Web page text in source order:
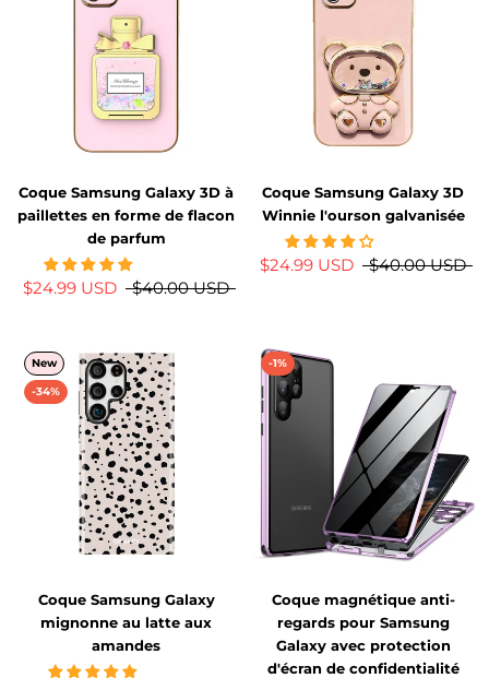
Coque Samsung Galaxy 3D à
paillettes en forme de flacon
de parfum
$24.99 USD $40.00 USD
Coque Samsung Galaxy 3D
Winnie l'ourson galvanisée
$24.99 USD $40.00 USD
New
-34%
Coque Samsung Galaxy
mignonne au latte aux
amandes
-1%
Coque magnétique anti-
regards pour Samsung
Galaxy avec protection
d'écran de confidentialité